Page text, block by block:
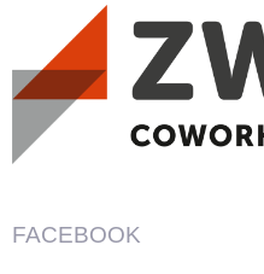
FACEBOOK